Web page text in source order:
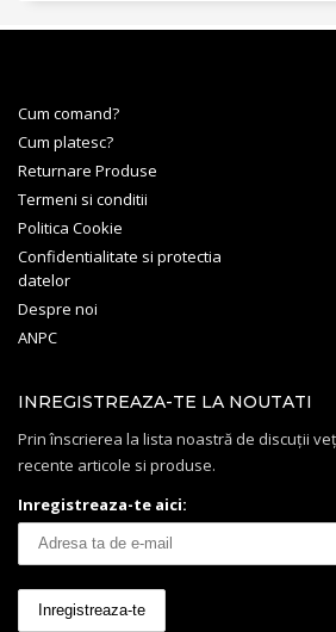
Cum comand?
Cum platesc?
Returnare Produse
Termeni si conditii
Politica Cookie
Confidentialitate si protectia
datelor
Despre noi
ANPC
INREGISTREAZA-TE LA NOUTATI
Prin înscrierea la lista noastră de discuții
recente articole si produse.
Inregistreaza-te aici: